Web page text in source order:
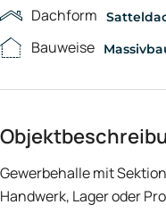
Dachform
Bauweise
Gewerbehalle mit
Handwerk, Lager oder